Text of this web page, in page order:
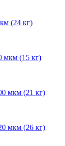
(24 кг)
мкм (15 кг)
мкм (21 кг)
мкм (26 кг)